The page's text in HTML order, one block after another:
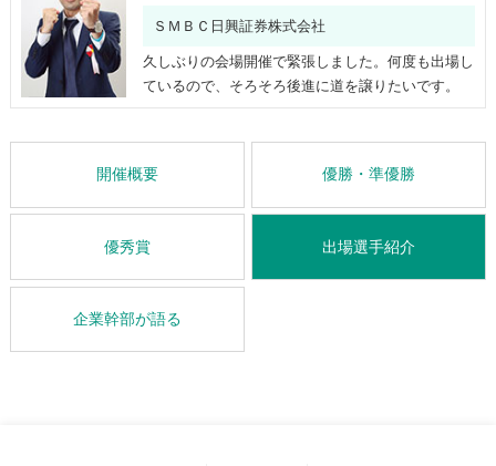
ＳＭＢＣ日興証券株式会社
久しぶりの会場開催で緊張しました。何度も出場し
ているので、そろそろ後進に道を譲りたいです。
開催概要 優勝・準優勝
優秀賞 出場選手紹介
企業幹部が語る